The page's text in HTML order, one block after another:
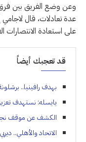
وعن وضع الفريق بين فرق
عدة تعادلات، قال
على استعادة الانتصارات
قد تعجبك أيضاً
بهدف رافينيا..
يايسله: نستهدف
الكشف عن موقف نجم
الاتحاد والأهلي.. ديربي الـ350